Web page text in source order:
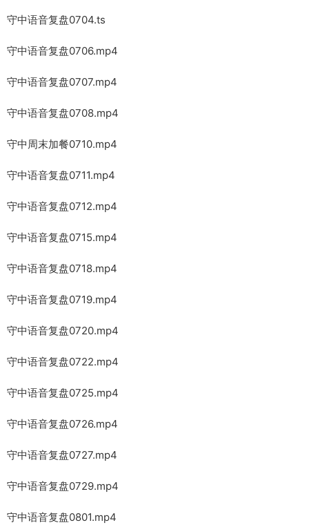
守中语音复盘0704.ts
守中语音复盘0706.mp4
守中语音复盘0707.mp4
守中语音复盘0708.mp4
守中周末加餐0710.mp4
守中语音复盘0711.mp4
守中语音复盘0712.mp4
守中语音复盘0715.mp4
守中语音复盘0718.mp4
守中语音复盘0719.mp4
守中语音复盘0720.mp4
守中语音复盘0722.mp4
守中语音复盘0725.mp4
守中语音复盘0726.mp4
守中语音复盘0727.mp4
守中语音复盘0729.mp4
守中语音复盘0801.mp4